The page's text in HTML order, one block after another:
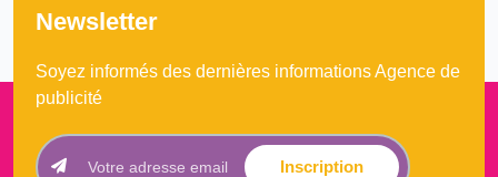
Newsletter
Soyez informés des dernières informations Agence de
publicité
Inscription